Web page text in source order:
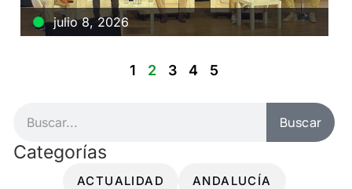
julio 8, 2026
1 2 3 4 5
Buscar
Categorías
ACTUALIDAD ANDALUCÍA